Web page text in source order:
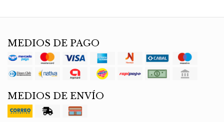
MEDIOS DE PAGO
MEDIOS DE ENVÍO